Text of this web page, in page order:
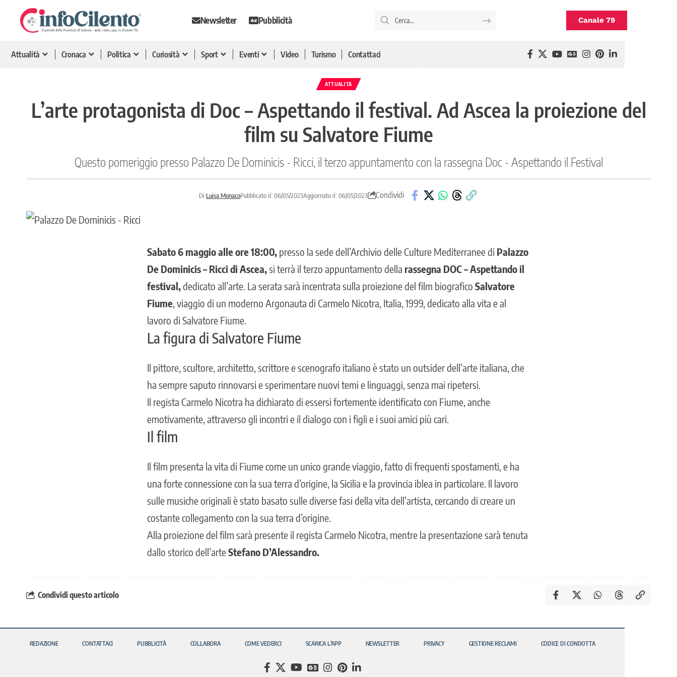
Newsletter Pubblicità Canale 79
Attualità Cronaca Politica Curiosità Sport Eventi Video Turismo Contattaci
ATTUALITÀ
L’arte protagonista di Doc – Aspettando il festival. Ad Ascea la proiezione del
film su Salvatore Fiume
Questo pomeriggio presso Palazzo De Dominicis - Ricci, il terzo appuntamento con la rassegna Doc - Aspettando il Festival
Di:Luisa MonacoPubblicato il: 06/05/2023Aggiornato il: 06/05/2023 Condividi
Sabato 6 maggio alle ore 18:00, presso la sede dell’Archivio delle Culture Mediterranee di Palazzo
De Dominicis – Ricci di Ascea,si terrà il terzo appuntamento della rassegna DOC – Aspettando il
festival,dedicato all’arte. La serata sarà incentrata sulla proiezione del film biografico Salvatore
Fiume , viaggio di un moderno Argonauta di Carmelo Nicotra, Italia, 1999, dedicato alla vita e al
lavoro di Salvatore Fiume.
La figura di Salvatore Fiume
Il pittore, scultore, architetto, scrittore e scenografo italiano è stato un outsider dell’arte italiana, che
ha sempre saputo rinnovarsi e sperimentare nuovi temi e linguaggi, senza mai ripetersi.
Il regista Carmelo Nicotra ha dichiarato di essersi fortemente identificato con Fiume, anche
emotivamente, attraverso gli incontri e il dialogo con i figli e i suoi amici più cari.
Il film
Il film presenta la vita di Fiume come un unico grande viaggio, fatto di frequenti spostamenti, e ha
una forte connessione con la sua terra d’origine, la Sicilia e la provincia iblea in particolare. Il lavoro
sulle musiche originali è stato basato sulle diverse fasi della vita dell’artista, cercando di creare un
costante collegamento con la sua terra d’origine.
Alla proiezione del film sarà presente il regista Carmelo Nicotra, mentre la presentazione sarà tenuta
dallo storico dell’arteStefano D’Alessandro.
Condividi questo articolo
REDAZIONE CONTATTACI PUBBLICITÀ COLLABORA COME VEDERCI SCARICA L’APP NEWSLETTER PRIVACY GESTIONE RECLAMI CODICE DI CONDOTTA